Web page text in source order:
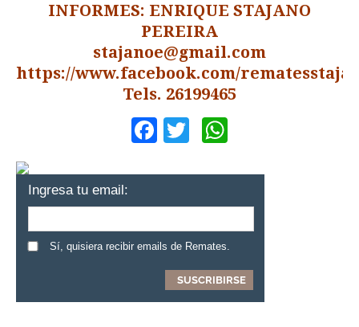
INFORMES: ENRIQUE STAJANO
PEREIRA
stajanoe@gmail.com
https://www.facebook.com/
Tels. 26199465
Facebook
Twitter
Ingresa tu email:
Sí, quisiera recibir emails de Remates.